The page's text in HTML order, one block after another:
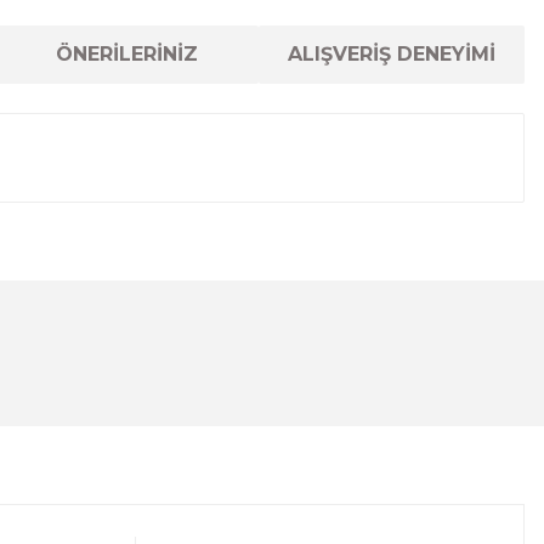
ÖNERİLERİNİZ ALIŞVERİŞ DENEYİMİ